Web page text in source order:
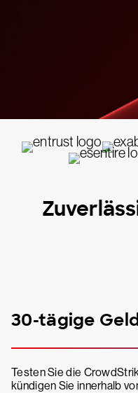
30-tägige
Testen Sie die
kündigen Sie innerhalb